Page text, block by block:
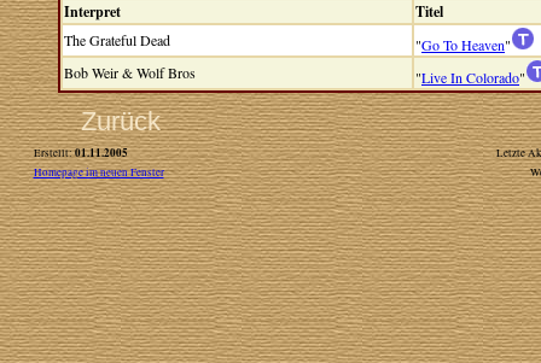
Interpret Titel
The Grateful Dead "Go To Heaven"
Bob Weir & Wolf Bros
"Live In Colorado"
Zurück
Erstellt:01.11.2005
Letzte
Homepage im neuen Fenster